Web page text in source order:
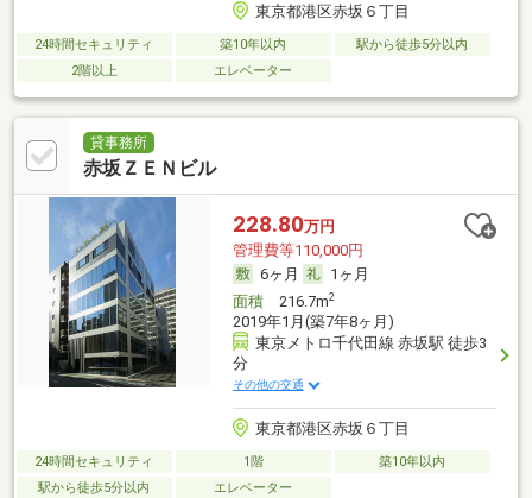
東京都港区赤坂６丁目
24時間セキュリティ 築10年以内
駅から徒歩5分以内
2階以上
エレベーター
貸事務所
赤坂ＺＥＮビル
228.80万円
管理費等110,000円
6ヶ月
1ヶ月
面積216.7m2
2019年1月(築7年8ヶ月)
東京メトロ千代田線 赤坂駅 徒歩3
分
その他の交通
東京都港区赤坂６丁目
24時間セキュリティ 1階
築10年以内
駅から徒歩5分以内
エレベーター